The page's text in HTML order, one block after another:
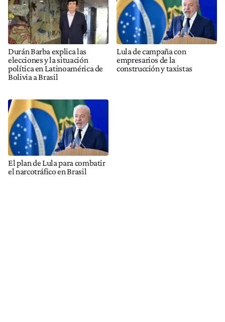
Durán Barba explica las
elecciones y la situación
política en Latinoamérica de
Bolivia a Brasil
Lula de campaña con
empresarios de la
construcción y taxistas
El plan de Lula para combatir
el narcotráfico en Brasil